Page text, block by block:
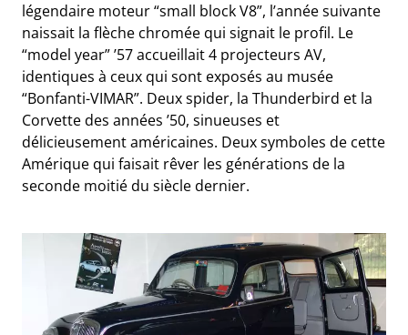
légendaire moteur “small block V8”, l’année suivante
naissait la flèche chromée qui signait le profil. Le
“model year” ’57 accueillait 4 projecteurs AV,
identiques à ceux qui sont exposés au musée
“Bonfanti-VIMAR”. Deux spider, la Thunderbird et la
Corvette des années ’50, sinueuses et
délicieusement américaines. Deux symboles de cette
Amérique qui faisait rêver les générations de la
seconde moitié du siècle dernier.